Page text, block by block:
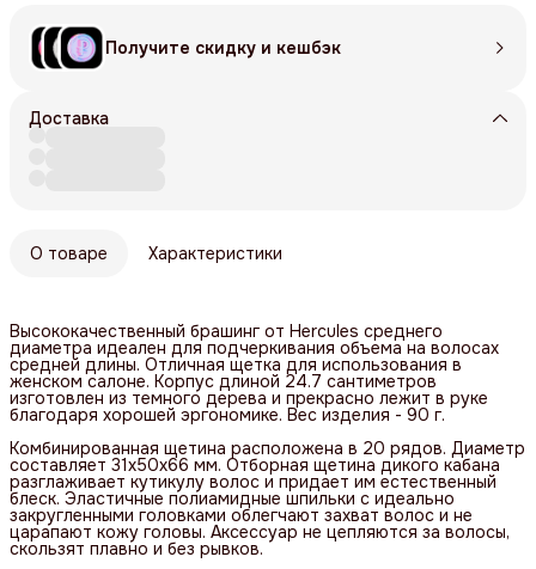
Получите скидку и кешбэк
Доставка
О товаре Характеристики
Высококачественный брашинг от Hercules среднего
диаметра идеален для подчеркивания объема на волосах
средней длины. Отличная щетка для использования в
женском салоне. Корпус длиной 24.7 сантиметров
изготовлен из темного дерева и прекрасно лежит в руке
благодаря хорошей эргономике. Вес изделия - 90 г.
Комбинированная щетина расположена в 20 рядов. Диаметр
составляет 31х50х66 мм. Отборная щетина дикого кабана
разглаживает кутикулу волос и придает им естественный
блеск. Эластичные полиамидные шпильки с идеально
закругленными головками облегчают захват волос и не
царапают кожу головы. Аксессуар не цепляются за волосы,
скользят плавно и без рывков.